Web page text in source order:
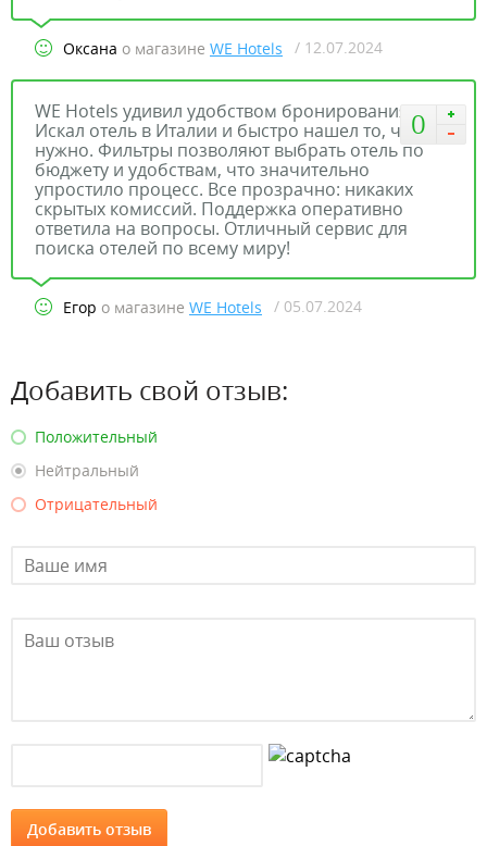
Оксана о магазине WE Hotels / 12.07.2024
0
WE Hotels удивил удобством бронирования!
Искал отель в Италии и быстро нашел то, что
нужно. Фильтры позволяют выбрать отель по
бюджету и удобствам, что значительно
упростило процесс. Все прозрачно: никаких
скрытых комиссий. Поддержка оперативно
ответила на вопросы. Отличный сервис для
поиска отелей по всему миру!
Егор о магазине WE Hotels / 05.07.2024
Добавить свой отзыв:
Положительный
Нейтральный
Отрицательный